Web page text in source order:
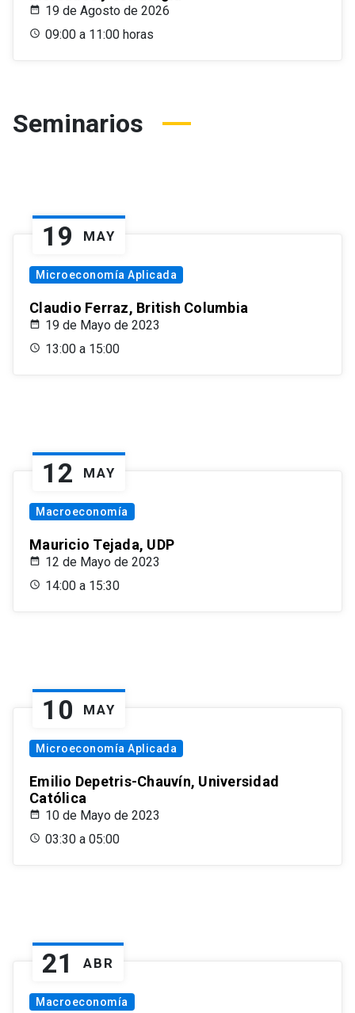
19 de Agosto de 2026
09:00 a 11:00 horas
Seminarios
19 MAY
Microeconomía Aplicada
Claudio Ferraz, British Columbia
19 de Mayo de 2023
13:00 a 15:00
12 MAY
Macroeconomía
Mauricio Tejada, UDP
12 de Mayo de 2023
14:00 a 15:30
10 MAY
Microeconomía Aplicada
Emilio Depetris-Chauvín, Universidad
Católica
10 de Mayo de 2023
03:30 a 05:00
21 ABR
Macroeconomía